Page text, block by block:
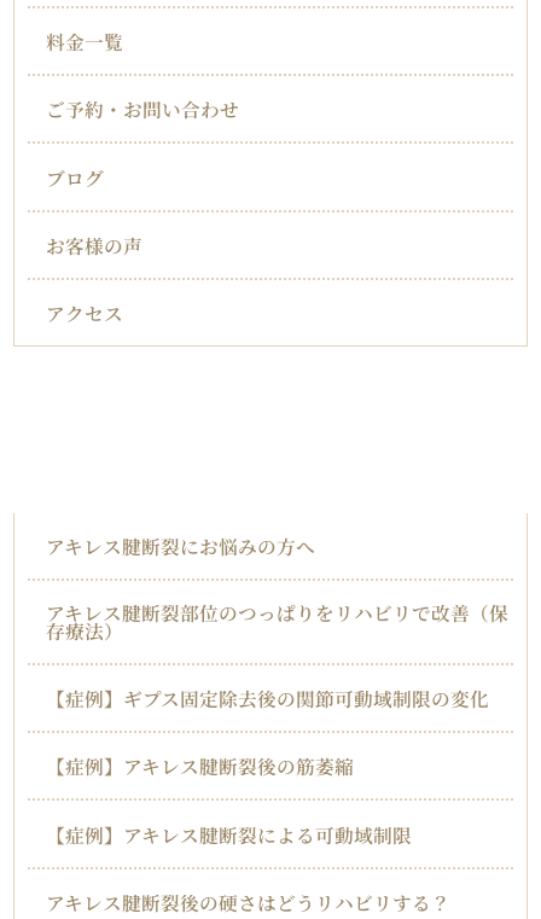
料金一覧
ご予約・お問い合わせ
ブログ
お客様の声
アクセス
アキレス腱断裂にお悩みの方へ
アキレス腱断裂部位のつっぱりをリハビリで改善（保
存療法）
【症例】ギプス固定除去後の関節可動域制限の変化
【症例】アキレス腱断裂後の筋萎縮
【症例】アキレス腱断裂による可動域制限
アキレス腱断裂後の硬さはどうリハビリする？